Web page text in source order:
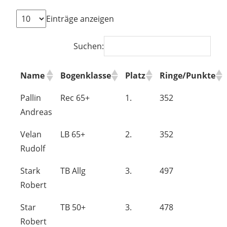
Einträge anzeigen
Suchen:
Name Bogenklasse Platz
Ringe/Punkte
Pallin
Andreas
Rec 65+ 1. 352
Velan
Rudolf
LB 65+ 2. 352
Stark
Robert
TB Allg 3. 497
Star
Robert
TB 50+ 3. 478